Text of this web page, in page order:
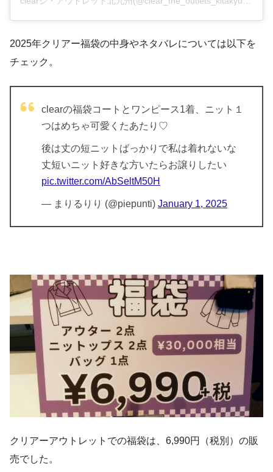
2025年クリアー福袋の中身やネタバレについては以下を
チェック。
clearの福袋コートとワンピース1着、ニット１
つはめちゃ可愛くたあたり♡
後は丈の短ニットばっかりで私は着れないな
丈短いニット好きな方いたらお譲りしたい
pic.twitter.com/AbSeltM50H
— まりるりり (@piepunti) January 1, 2025
クリアーアウトレットでの福袋は、6,990円（税別）の販
売でした。